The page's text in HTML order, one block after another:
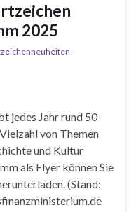
2025
jedes Jahr rund 50
von Themen
und Kultur
als Flyer können Sie
(Stand: